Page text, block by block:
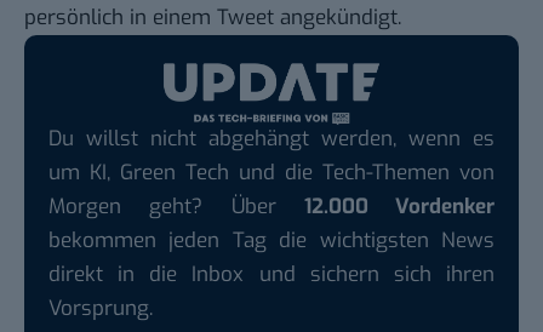
persönlich in einem Tweet angekündigt.
Du willst nicht abgehängt werden, wenn es
um KI, Green Tech und die Tech-Themen von
Morgen geht? Über 12.000 Vordenker
bekommen jeden Tag die wichtigsten News
direkt in die Inbox und sichern sich ihren
Vorsprung.